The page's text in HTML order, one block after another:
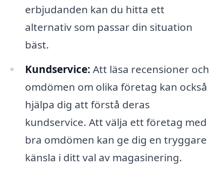
erbjudanden kan du hitta ett
alternativ som passar din situation
bäst.
Kundservice: Att läsa recensioner och
omdömen om olika företag kan också
hjälpa dig att förstå deras
kundservice. Att välja ett företag med
bra omdömen kan ge dig en tryggare
känsla i ditt val av magasinering.